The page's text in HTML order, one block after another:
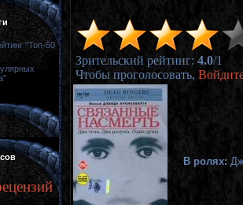
"Топ-50
Зрительский рейтинг: 4.0/1
Чтобы проголосовать,
В ролях: